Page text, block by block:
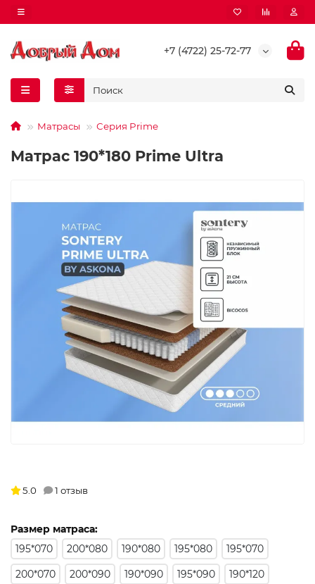
+7 (4722) 25-72-77
Матрасы Серия Prime
Матрас 190*180 Prime Ultra
Размер матраса:
195*070
200*080 190*080 195*080
195*070
200*070
200*090 190*090 195*090
190*120
5.0 1 отзыв